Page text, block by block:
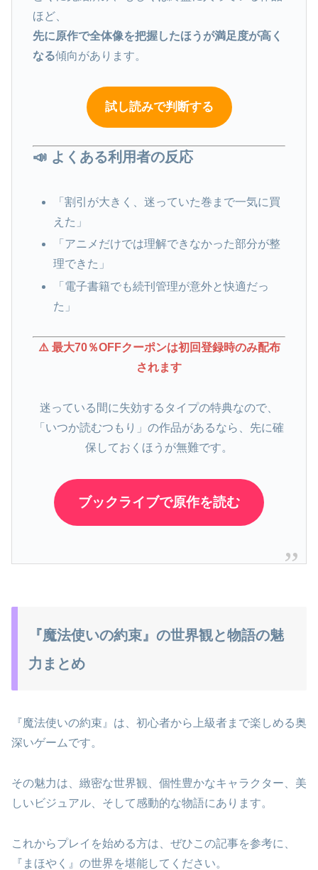
ほど、
先に原作で全体像を把握したほうが満足度が高く
なる傾向があります。
試し読みで判断する
📣 よくある利用者の反応
「割引が大きく、迷っていた巻まで一気に買
えた」
「アニメだけでは理解できなかった部分が整
理できた」
「電子書籍でも続刊管理が意外と快適だっ
た」
⚠️ 最大70％OFFクーポンは初回登録時のみ配布
されます
迷っている間に失効するタイプの特典なので、
「いつか読むつもり」の作品があるなら、先に確
保しておくほうが無難です。
ブックライブで原作を読む
『魔法使いの約束』の世界観と物語の魅
力まとめ
『魔法使いの約束』は、初心者から上級者まで楽しめる奥
深いゲームです。
その魅力は、緻密な世界観、個性豊かなキャラクター、美
しいビジュアル、そして感動的な物語にあります。
これからプレイを始める方は、ぜひこの記事を参考に、
『まほやく』の世界を堪能してください。